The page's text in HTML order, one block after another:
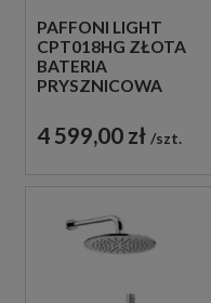
PAFFONI LIGHT
CPT018HG ZŁOTA
BATERIA
PRYSZNICOWA
TERMOSTATYCZNA 2-
DROŻNA
4 599,00 zł szt.